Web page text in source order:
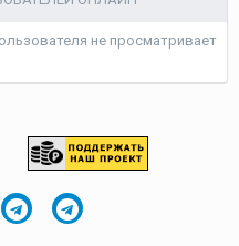
не просматривает